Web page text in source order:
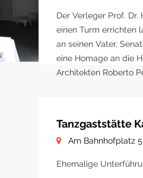
Der Verleger Prof.
einen Turm errichten
an seinen Vater,
eine Homage an die
Architekten Roberto
Tanzgaststätte
Am Bahnhofplatz
Ehemalige